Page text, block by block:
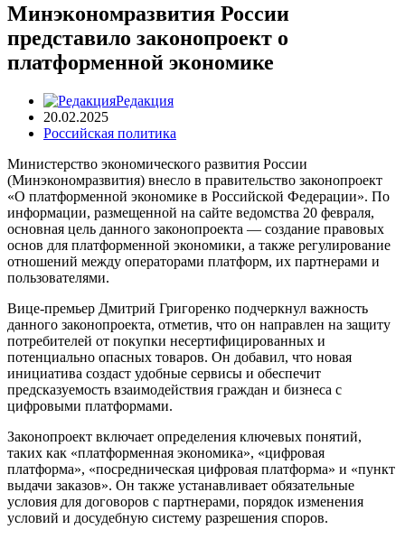
Минэкономразвития России
представило законопроект о
платформенной экономике
Редакция
20.02.2025
Российская политика
Министерство экономического развития России
(Минэкономразвития) внесло в правительство законопроект
«О платформенной экономике в Российской Федерации». По
информации, размещенной на сайте ведомства 20 февраля,
основная цель данного законопроекта — создание правовых
основ для платформенной экономики, а также регулирование
отношений между операторами платформ, их партнерами и
пользователями.
Вице-премьер Дмитрий Григоренко подчеркнул важность
данного законопроекта, отметив, что он направлен на защиту
потребителей от покупки несертифицированных и
потенциально опасных товаров. Он добавил, что новая
инициатива создаст удобные сервисы и обеспечит
предсказуемость взаимодействия граждан и бизнеса с
цифровыми платформами.
Законопроект включает определения ключевых понятий,
таких как «платформенная экономика», «цифровая
платформа», «посредническая цифровая платформа» и «пункт
выдачи заказов». Он также устанавливает обязательные
условия для договоров с партнерами, порядок изменения
условий и досудебную систему разрешения споров.